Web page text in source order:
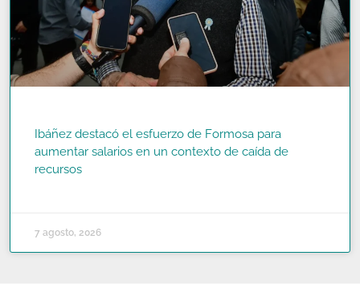
Ibáñez destacó el esfuerzo de Formosa para
aumentar salarios en un contexto de caída de
recursos
7 agosto, 2026